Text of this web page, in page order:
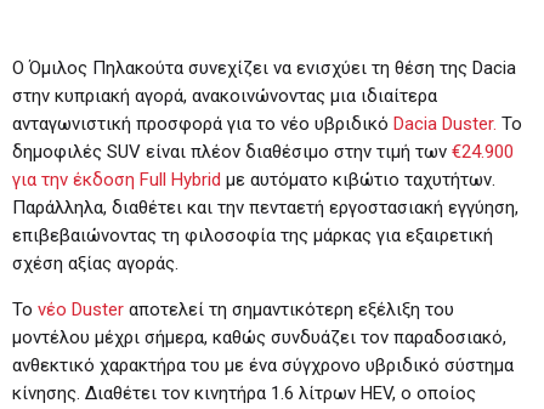
Ο Όμιλος Πηλακούτα συνεχίζει να ενισχύει τη θέση της Dacia
στην κυπριακή αγορά, ανακοινώνοντας μια ιδιαίτερα
ανταγωνιστική προσφορά για το νέο υβριδικό Dacia Duster. Το
δημοφιλές SUV είναι πλέον διαθέσιμο στην τιμή των €24.900
για την έκδοση Full Hybrid με αυτόματο κιβώτιο ταχυτήτων.
Παράλληλα, διαθέτει και την πενταετή εργοστασιακή εγγύηση,
επιβεβαιώνοντας τη φιλοσοφία της μάρκας για εξαιρετική
σχέση αξίας αγοράς.
Το νέο Duster αποτελεί τη σημαντικότερη εξέλιξη του
μοντέλου μέχρι σήμερα, καθώς συνδυάζει τον παραδοσιακό,
ανθεκτικό χαρακτήρα του με ένα σύγχρονο υβριδικό σύστημα
κίνησης. Διαθέτει τον κινητήρα 1.6 λίτρων HEV, ο οποίος